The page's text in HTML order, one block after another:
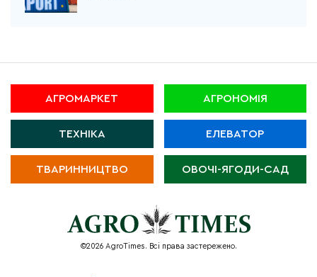
АГРОМАРКЕТ АГРОНОМІЯ
ТЕХНІКА ЕЛЕВАТОР
ТВАРИННИЦТВО ОВОЧІ-ЯГОДИ-САД
©2026 AgroTimes. Всі права застережено.